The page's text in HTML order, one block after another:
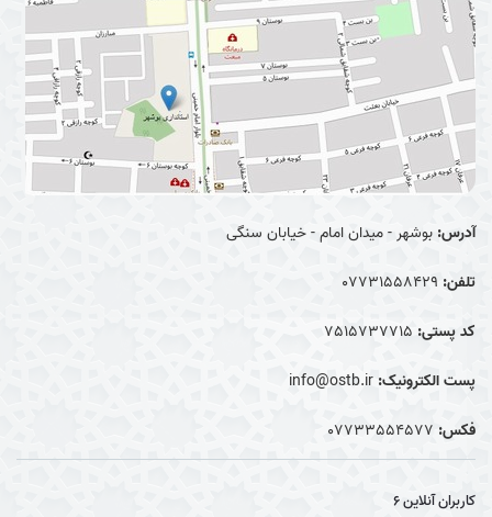
آدرس: بوشهر - میدان امام - خیابان سنگی
تلفن: 07731558429
کد پستی: 7515737715
پست الکترونیک: info@ostb.ir
فکس: 07733554577
کاربران آنلاین6